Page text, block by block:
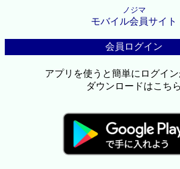
ノジマ
モバイル会員サイト
会員ログイン
アプリを使うと簡単にログイ
ダウンロードはこちら